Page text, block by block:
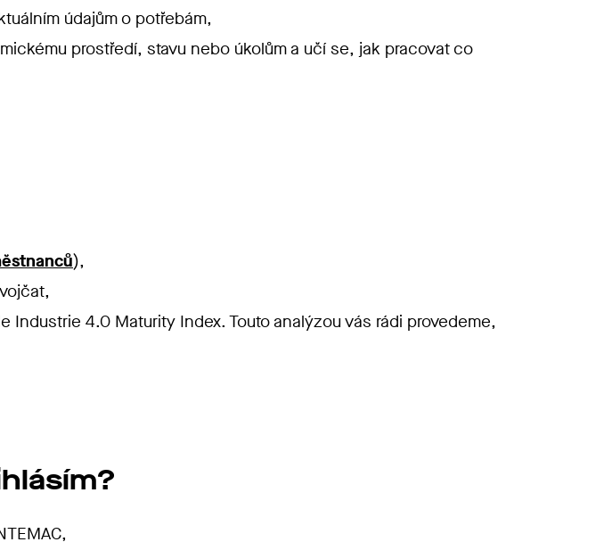
údajům o potřebám,
prostředí, stavu nebo úkolům a učí se, jak pracovat co
),
4.0 Maturity Index. Touto analýzou vás rádi provedeme,